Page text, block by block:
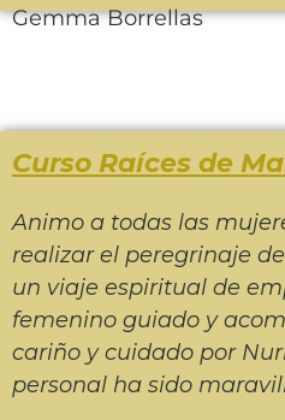
Gemma Borrellas
Curso Raíces de
Animo a todas las
realizar el peregrinaje
un viaje espiritual de
femenino guiado y
cariño y cuidado por
personal ha sido